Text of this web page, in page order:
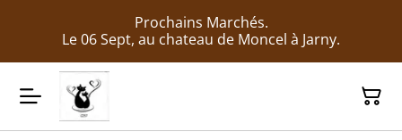
Prochains Marchés.
Le 06 Sept, au chateau de Moncel à Jarny.